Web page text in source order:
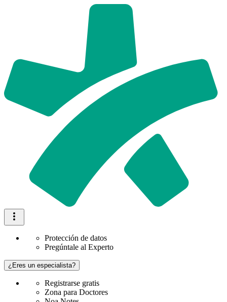
Protección de datos
Pregúntale al Experto
¿Eres un especialista?
Registrarse gratis
Zona para Doctores